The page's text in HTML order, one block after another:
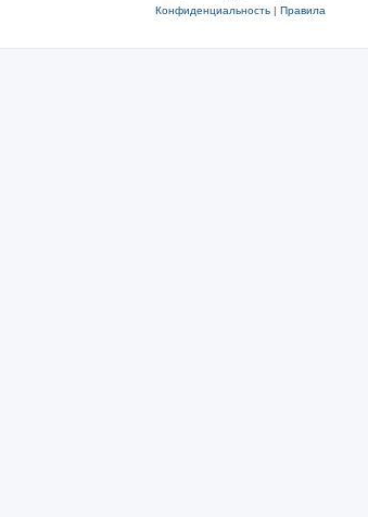
Конфиденциальность| Правила